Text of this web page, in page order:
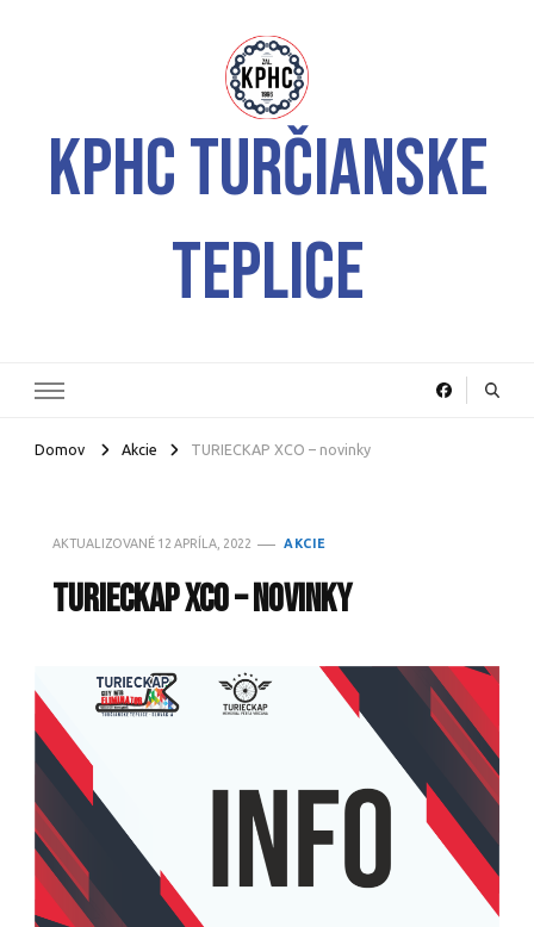
KPHC Turčianske
Teplice
Domov Akcie TURIECKAP XCO – novinky
AKTUALIZOVANÉ 12 APRÍLA, 2022 AKCIE
TURIECKAP XCO – novinky